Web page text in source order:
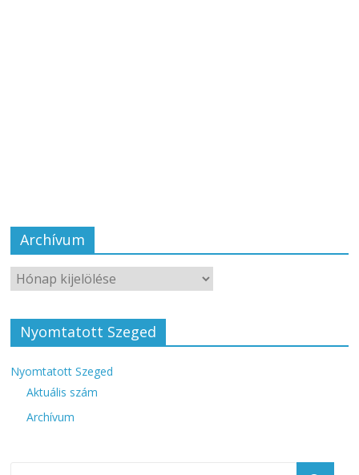
Archívum
Nyomtatott Szeged
Nyomtatott Szeged
Aktuális szám
Archívum